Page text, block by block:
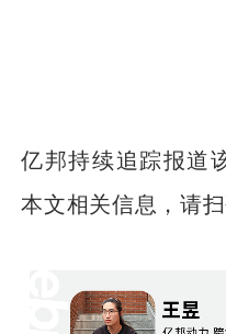
亿邦持续追踪报道
本文相关信息，请